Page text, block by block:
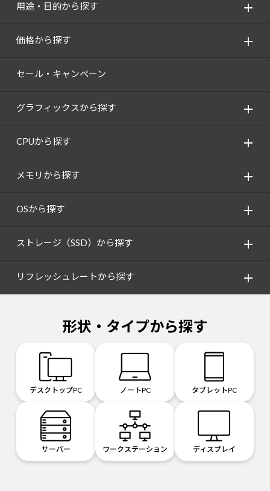
用途・目的から探す
価格から探す
セール・キャンペーン
グラフィックスから探す
CPUから探す
メモリから探す
OSから探す
ストレージ（SSD）から探す
リフレッシュレートから探す
形状・タイプから探す
デスクトップPC ノートPC タブレットPC
サーバー ワークステーション ディスプレイ